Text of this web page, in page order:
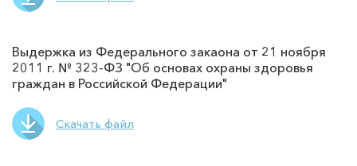
Выдержка из Федерального закаона от 21 ноября
2011 г. № 323-ФЗ "Об основах охраны здоровья
граждан в Российской Федерации"
Скачать файл